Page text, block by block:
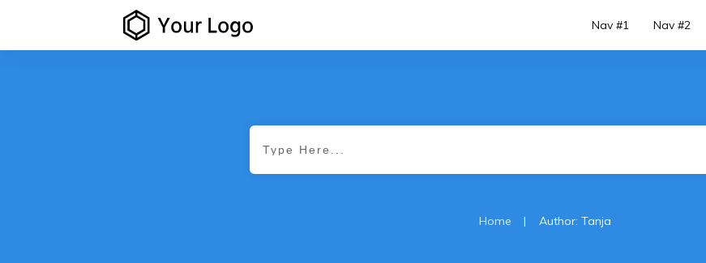
Nav #1 Nav #2
Home | Author: Tanja